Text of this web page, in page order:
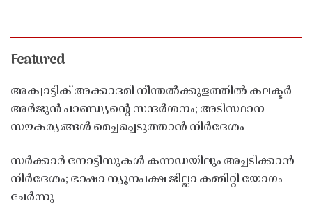
Featured
അക്വാട്ടിക് അക്കാദമി നീന്തൽക്കുളത്തിൽ കലക്ടർ
അർജുൻ പാണ്ഡ്യൻ്റെ സന്ദർശനം; അടിസ്ഥാന
സൗകര്യങ്ങൾ മെച്ചപ്പെടുത്താൻ നിർദേശം
സർക്കാർ നോട്ടീസുകൾ കന്നഡയിലും അച്ചടിക്കാൻ
നിർദേശം; ഭാഷാ ന്യൂനപക്ഷ ജില്ലാ കമ്മിറ്റി യോഗം
ചേർന്നു